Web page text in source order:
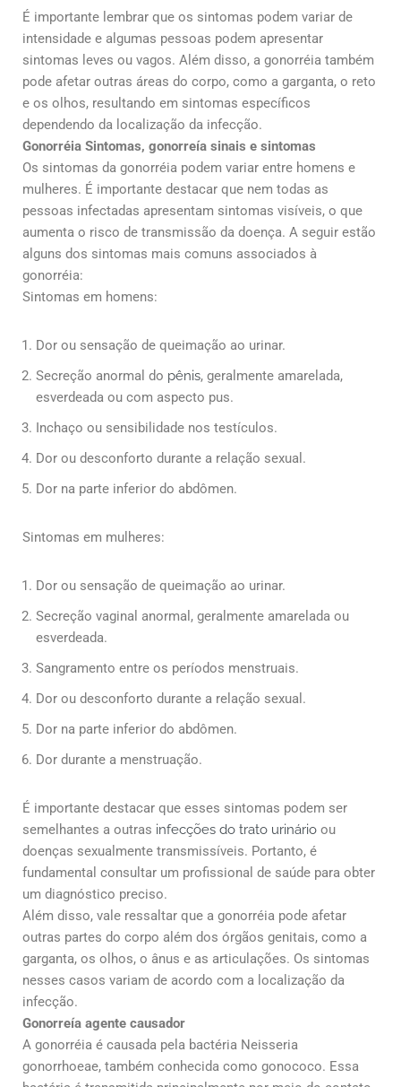
É importante lembrar que os sintomas podem variar de
intensidade e algumas pessoas podem apresentar
sintomas leves ou vagos. Além disso, a gonorréia também
pode afetar outras áreas do corpo, como a garganta, o reto
e os olhos, resultando em sintomas específicos
dependendo da localização da infecção.
Gonorréia Sintomas, gonorreía sinais e sintomas
Os sintomas da gonorréia podem variar entre homens e
mulheres. É importante destacar que nem todas as
pessoas infectadas apresentam sintomas visíveis, o que
aumenta o risco de transmissão da doença. A seguir estão
alguns dos sintomas mais comuns associados à
gonorréia:
Sintomas em homens:
Dor ou sensação de queimação ao urinar.
Secreção anormal do pênis, geralmente amarelada,
esverdeada ou com aspecto pus.
Inchaço ou sensibilidade nos testículos.
Dor ou desconforto durante a relação sexual.
Dor na parte inferior do abdômen.
Sintomas em mulheres:
Dor ou sensação de queimação ao urinar.
Secreção vaginal anormal, geralmente amarelada ou
esverdeada.
Sangramento entre os períodos menstruais.
Dor ou desconforto durante a relação sexual.
Dor na parte inferior do abdômen.
Dor durante a menstruação.
É importante destacar que esses sintomas podem ser
semelhantes a outras infecções do trato urinário ou
doenças sexualmente transmissíveis. Portanto, é
fundamental consultar um profissional de saúde para obter
um diagnóstico preciso.
Além disso, vale ressaltar que a gonorréia pode afetar
outras partes do corpo além dos órgãos genitais, como a
garganta, os olhos, o ânus e as articulações. Os sintomas
nesses casos variam de acordo com a localização da
infecção.
Gonorreía agente causador
A gonorréia é causada pela bactéria Neisseria
gonorrhoeae, também conhecida como gonococo. Essa